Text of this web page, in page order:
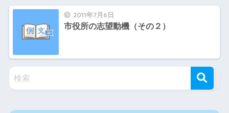
2011年7月6日
市役所の志望動機（その２）